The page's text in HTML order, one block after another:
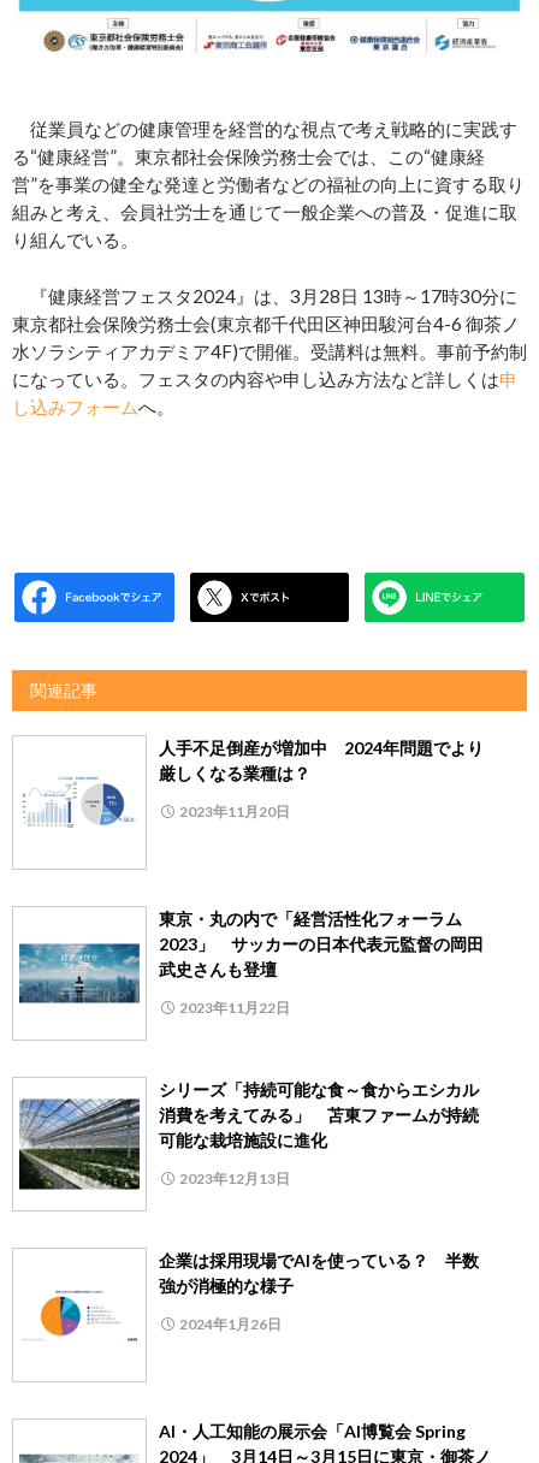
従業員などの健康管理を経営的な視点で考え戦略的に実践す
る“健康経営”。東京都社会保険労務士会では、この“健康経
営”を事業の健全な発達と労働者などの福祉の向上に資する取り
組みと考え、会員社労士を通じて一般企業への普及・促進に取
り組んでいる。
『健康経営フェスタ2024』は、3月28日 13時～17時30分に
東京都社会保険労務士会(東京都千代田区神田駿河台4-6 御茶ノ
水ソラシティアカデミア4F)で開催。受講料は無料。事前予約制
になっている。フェスタの内容や申し込み方法など詳しくは申
し込みフォームへ。
関連記事
人手不足倒産が増加中 2024年問題でより
厳しくなる業種は？
2023年11月20日
東京・丸の内で「経営活性化フォーラム
2023」 サッカーの日本代表元監督の岡田
武史さんも登壇
2023年11月22日
シリーズ「持続可能な食～食からエシカル
消費を考えてみる」 苫東ファームが持続
可能な栽培施設に進化
2023年12月13日
企業は採用現場でAIを使っている？ 半数
強が消極的な様子
2024年1月26日
AI・人工知能の展示会「AI博覧会 Spring
2024」 3月14日～3月15日に東京・御茶ノ